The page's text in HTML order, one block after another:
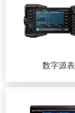
数字源表